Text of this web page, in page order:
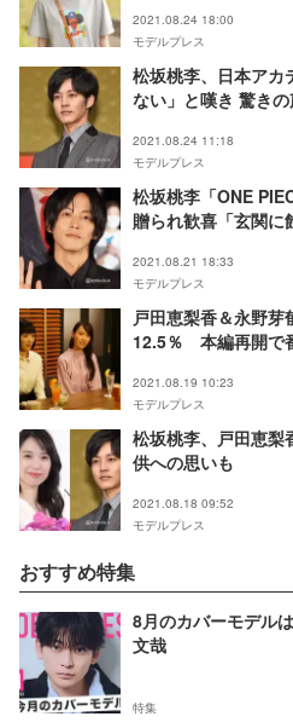
2021.08.24 18:00
モデルプレス
松坂桃李、日本アカ
ない」と嘆き 驚き
2021.08.24 11:18
モデルプレス
松坂桃李「ONE
贈られ歓喜「玄関に
2021.08.21 18:33
モデルプレス
戸田恵梨香＆永野
12.5％ 本編再開で
2021.08.19 10:23
モデルプレス
松坂桃李、戸田恵梨
供への思いも
2021.08.18 09:52
モデルプレス
おすすめ特集
8月のカバーモデル
文哉
特集